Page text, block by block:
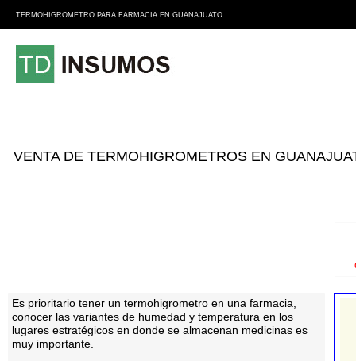
TERMOHIGROMETRO PARA FARMACIA EN GUANAJUATO
VENTA DE TERMOHIGROMETROS EN
Es prioritario tener un termohigrometro en una farmacia,
conocer las variantes de humedad y temperatura en los
lugares estratégicos en donde se almacenan medicinas es
muy importante.